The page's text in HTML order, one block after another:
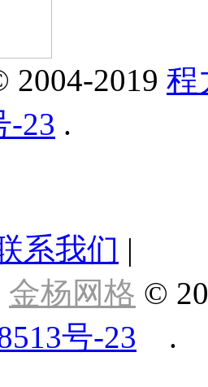
2004-2019 程
-23 .
系我们 |
金杨网格 ©
号-23 .